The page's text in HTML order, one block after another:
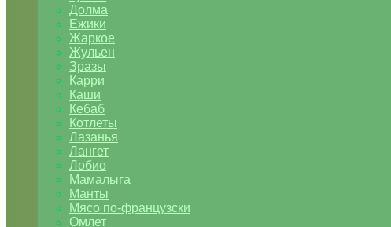
Долма
Ежики
Жаркое
Жульен
Зразы
Карри
Каши
Кебаб
Котлеты
Лазанья
Лангет
Лобио
Мамалыга
Манты
Мясо по-французски
Омлет